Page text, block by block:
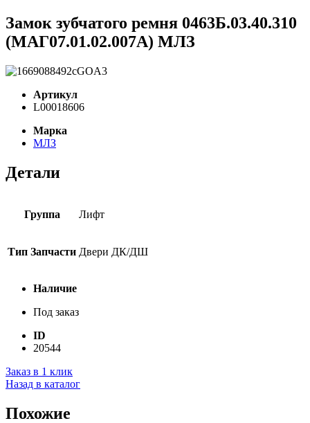
Замок зубчатого ремня 0463Б.03.40.310
(МАГ07.01.02.007А) МЛЗ
Артикул
L00018606
Марка
МЛЗ
Детали
Группа Лифт
Тип Запчасти Двери ДК/ДШ
Наличие
Под заказ
ID
20544
Заказ в 1 клик
Назад в каталог
Похожие